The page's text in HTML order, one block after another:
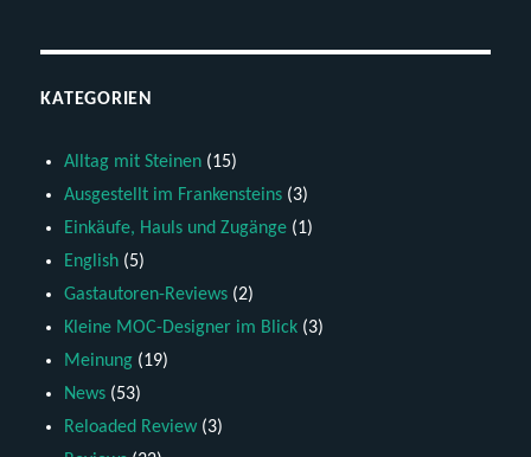
KATEGORIEN
Alltag mit Steinen (15)
Ausgestellt im Frankensteins (3)
Einkäufe, Hauls und Zugänge (1)
English (5)
Gastautoren-Reviews (2)
Kleine MOC-Designer im Blick (3)
Meinung (19)
News (53)
Reloaded Review (3)